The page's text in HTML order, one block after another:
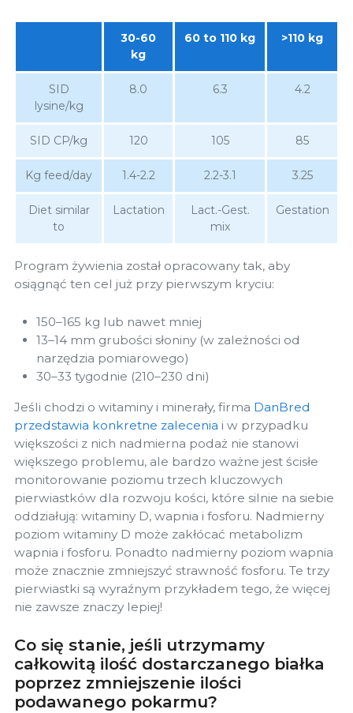
30-60
kg
60 to 110 kg >110 kg
SID
lysine/kg
8.0 6.3 4.2
SID CP/kg 120 105 85
Kg feed/day 1.4-2.2 2.2-3.1 3.25
Diet similar
to
Lactation
Lact.-Gest.
mix
Gestation
Program żywienia został opracowany tak, aby
osiągnąć ten cel już przy pierwszym kryciu:
150–165 kg lub nawet mniej
13–14 mm grubości słoniny (w zależności od
narzędzia pomiarowego)
30–33 tygodnie (210–230 dni)
Jeśli chodzi o witaminy i minerały, firma DanBred
przedstawia konkretne zalecenia i w przypadku
większości z nich nadmierna podaż nie stanowi
większego problemu, ale bardzo ważne jest ścisłe
monitorowanie poziomu trzech kluczowych
pierwiastków dla rozwoju kości, które silnie na siebie
oddziałują: witaminy D, wapnia i fosforu. Nadmierny
poziom witaminy D może zakłócać metabolizm
wapnia i fosforu. Ponadto nadmierny poziom wapnia
może znacznie zmniejszyć strawność fosforu. Te trzy
pierwiastki są wyraźnym przykładem tego, że więcej
nie zawsze znaczy lepiej!
Co się stanie, jeśli utrzymamy
całkowitą ilość dostarczanego białka
poprzez zmniejszenie ilości
podawanego pokarmu?